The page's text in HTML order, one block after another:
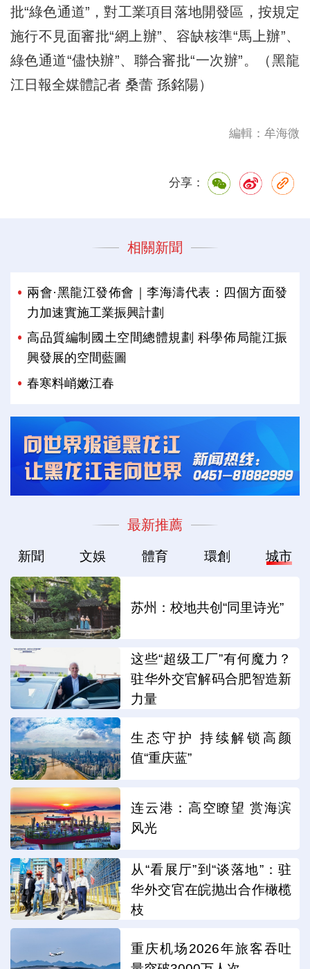
批“綠色通道”，對工業項目落地開發區，按規定
施行不見面審批“網上辦”、容缺核準“馬上辦”、
綠色通道“儘快辦”、聯合審批“一次辦”。（黑龍
江日報全媒體記者 桑蕾 孫銘陽）
編輯：牟海微
分享：
相關新聞
兩會·黑龍江發佈會｜李海濤代表：四個方面發
力加速實施工業振興計劃
高品質編制國土空間總體規劃 科學佈局龍江振
興發展的空間藍圖
春寒料峭嫩江春
最新推薦
新聞 文娛 體育 環創 城市
苏州：校地共创“同里诗光”
这些“超级工厂”有何魔力？
驻华外交官解码合肥智造新
力量
生态守护 持续解锁高颜
值“重庆蓝”
连云港：高空瞭望 赏海滨
风光
从“看展厅”到“谈落地”：驻
华外交官在皖抛出合作橄榄
枝
重庆机场2026年旅客吞吐